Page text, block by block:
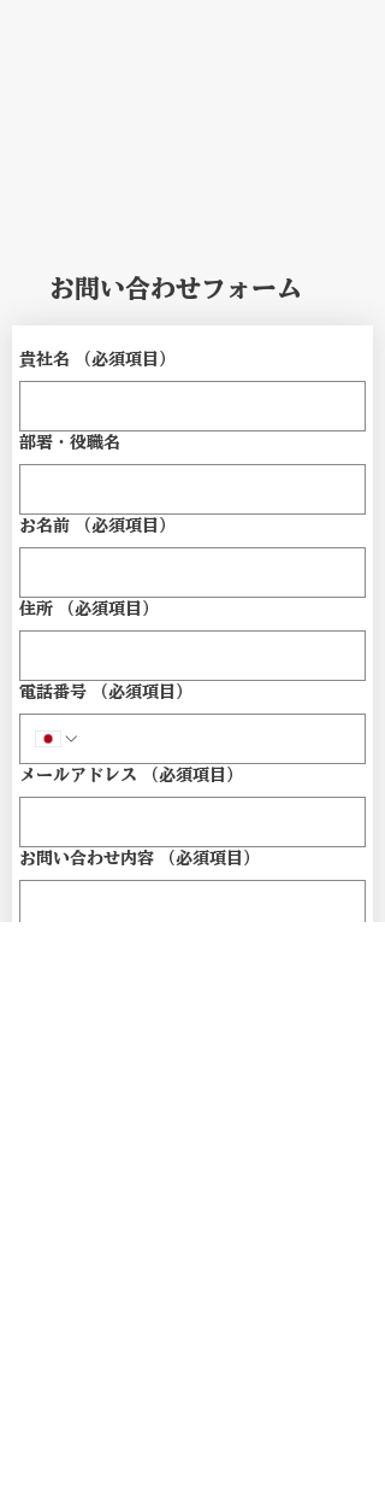
​お問い合わせフォーム
貴社名 （必須項目）
部署・役職名
お名前 （必須項目）
住所 （必須項目）
電話番号 （必須項目）
メールアドレス （必須項目）
お問い合わせ内容 （必須項目）